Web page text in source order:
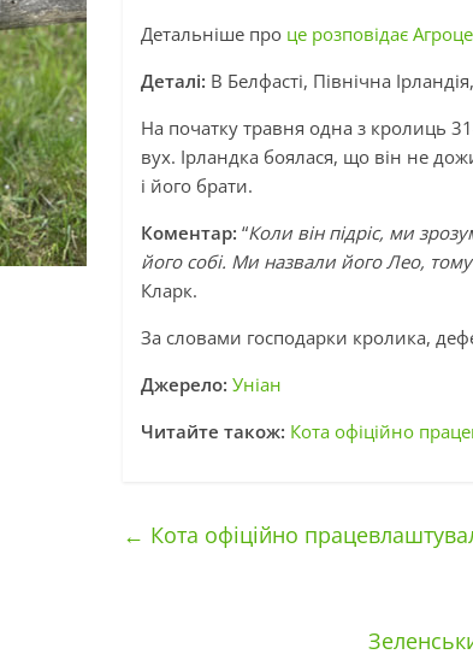
Детальніше про це розповідає
Деталі: В Белфасті, Північна
На початку травня одна з кролиць
вух. Ірландка боялася, що він не
і його брати.
Коментар: “Коли він підріс, ми
його собі. Ми назвали його Лео,
Кларк.
За словами господарки кролика,
Джерело: Уніан
Читайте також: Кота офіційно
← Кота офіційно